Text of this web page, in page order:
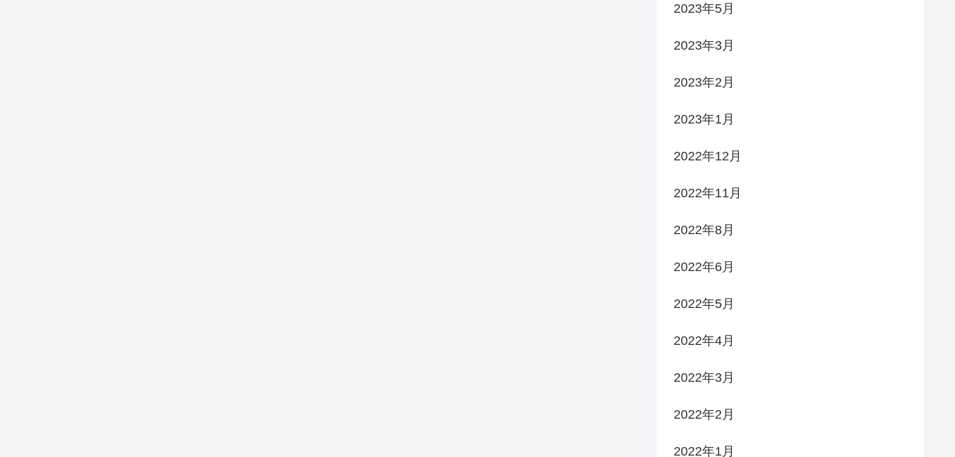
2023年5月
2023年3月
2023年2月
2023年1月
2022年12月
2022年11月
2022年8月
2022年6月
2022年5月
2022年4月
2022年3月
2022年2月
2022年1月